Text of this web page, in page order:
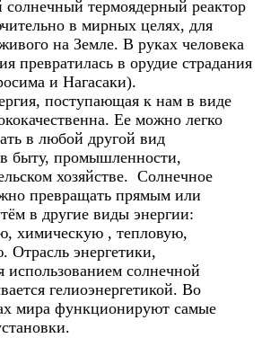
термоядерный реактор
в мирных целях, для
на Земле. В руках человека
превратилась в орудие страдания
и Нагасаки).
поступающая к нам в виде
Ее можно легко
в любой другой вид
быту, промышленности,
хозяйстве. Солнечное
превращать прямым или
в другие виды энергии:
химическую , тепловую,
Отрасль энергетики,
использованием солнечной
гелиоэнергетикой. Во
мира функционируют самые